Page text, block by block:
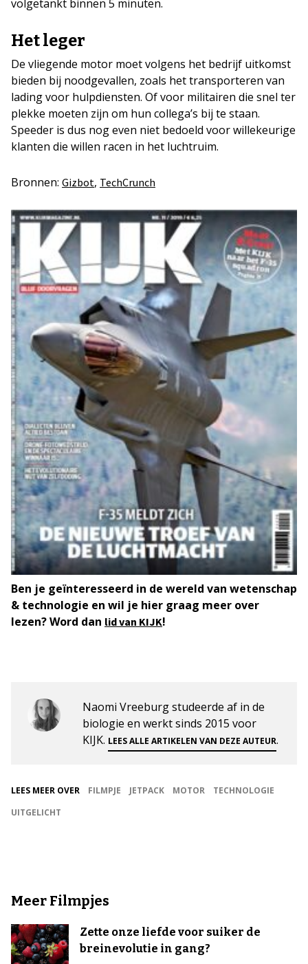
volgetankt binnen 5 minuten.
Het leger
De vliegende motor moet volgens het bedrijf uitkomst
bieden bij noodgevallen, zoals het transporteren van
lading voor hulpdiensten. Of voor militairen die snel ter
plekke moeten zijn om hun collega’s bij te staan.
Speeder is dus nog even niet bedoeld voor willekeurige
klanten die willen racen in het luchtruim.
Bronnen: Gizbot, TechCrunch
Ben je geïnteresseerd in de wereld van wetenschap
& technologie en wil je hier graag meer over
lezen? Word dan lid van KIJK!
Naomi Vreeburg studeerde af in de
biologie en werkt sinds 2015 voor
KIJK. LEES ALLE ARTIKELEN VAN DEZE AUTEUR.
LEES MEER OVER FILMPJE JETPACK MOTOR
TECHNOLOGIE
UITGELICHT
Meer Filmpjes
Zette onze liefde voor suiker de
breinevolutie in gang?